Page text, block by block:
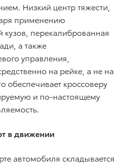
Низкий центр тяжести,
применению
перекалиброванная
а также
управления,
на рейке, а не на
обеспечивает кроссоверу
и по-настоящему
в движении
автомобиля складывается